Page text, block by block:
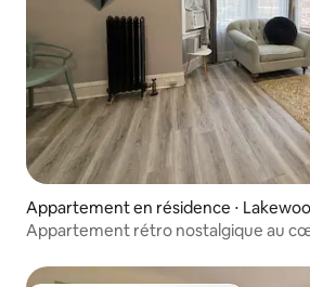
Appartement en résidence ⋅
Appartement rétro nostalgique au